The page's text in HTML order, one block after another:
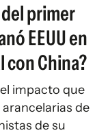
primer
EEUU en
con China?
impacto que
de
de su